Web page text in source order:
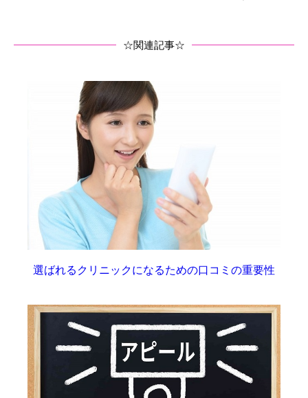
☆関連記事☆
選ばれるクリニックになるための口コミの重要性